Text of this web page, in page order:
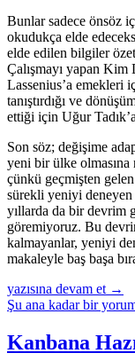
Bunlar sadece önsöz
okudukça elde
elde edilen bilgiler
Çalışmayı yapan
Lassenius’a emekleri
tanıştırdığı ve
ettiği için Uğur
Son söz; değişime
yeni bir ülke olmasına
çünkü geçmişten
sürekli yeniyi
yıllarda da bir devrim
göremiyoruz. Bu
kalmayanlar, yeniyi
makaleyle baş başa
Büyük
Ölçekli
Dönüşümlerin
Zorlukları
yazısına devam et →
Şu ana kadar bir
Kanbana